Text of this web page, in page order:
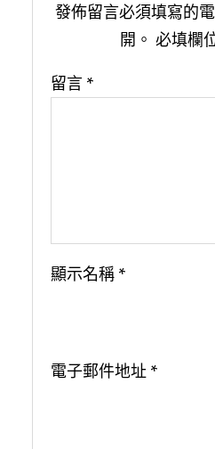
發佈留言必須填寫的
開。 必填欄
留言 *
顯示名稱 *
電子郵件地址 *